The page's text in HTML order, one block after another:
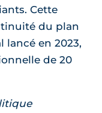
Cette
du plan
lancé en 2023,
de 20